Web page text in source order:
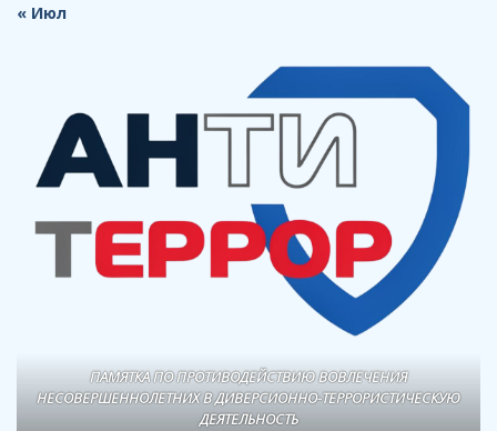
« Июл
ПАМЯТКА ПО ПРОТИВОДЕЙСТВИЮ ВОВЛЕЧЕНИЯ
НЕСОВЕРШЕННОЛЕТНИХ В ДИВЕРСИОННО-ТЕРРОРИСТИЧЕСКУЮ
ДЕЯТЕЛЬНОСТЬ